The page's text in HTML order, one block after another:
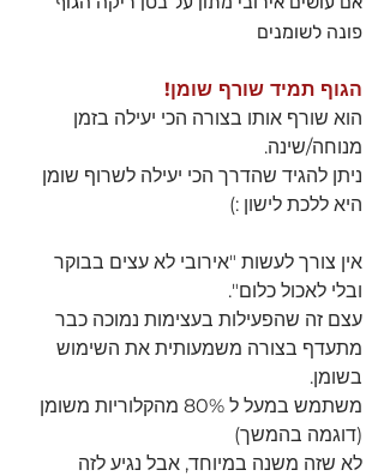
פונה לשומנים
הגוף תמיד שורף שומן!
הוא שורף אותו בצורה הכי יעילה בזמן
מנוחה/שינה.
ניתן להגיד שהדרך הכי יעילה לשרוף שומן
היא ללכת לישון :)
אין צורך לעשות "אירובי לא עצים בבוקר
ובלי לאכול כלום".
עצם זה שהפעילות בעצימות נמוכה כבר
מתעדף בצורה משמעותית את השימוש
בשומן.
משתמש במעל ל 80% מהקלוריות משומן
(דוגמה בהמשך)
לא שזה משנה במיוחד, אבל נגיע לזה